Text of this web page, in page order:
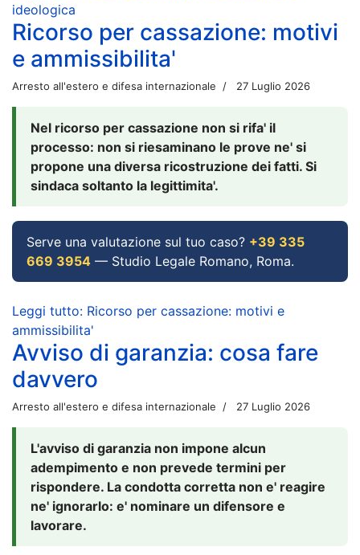
ideologica
Ricorso per cassazione: motivi
e ammissibilita'
Arresto all'estero e difesa internazionale 27 Luglio 2026
Nel ricorso per cassazione non si rifa' il
processo: non si riesaminano le prove ne' si
propone una diversa ricostruzione dei fatti. Si
sindaca soltanto la legittimita'.
Serve una valutazione sul tuo caso? +39 335
669 3954 — Studio Legale Romano, Roma.
Leggi tutto: Ricorso per cassazione: motivi e
ammissibilita'
Avviso di garanzia: cosa fare
davvero
Arresto all'estero e difesa internazionale 27 Luglio 2026
L'avviso di garanzia non impone alcun
adempimento e non prevede termini per
rispondere. La condotta corretta non e' reagire
ne' ignorarlo: e' nominare un difensore e
lavorare.